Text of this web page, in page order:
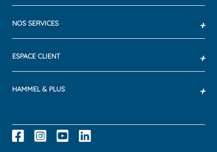
NOS SERVICES +
ESPACE CLIENT +
HAMMEL & PLUS +